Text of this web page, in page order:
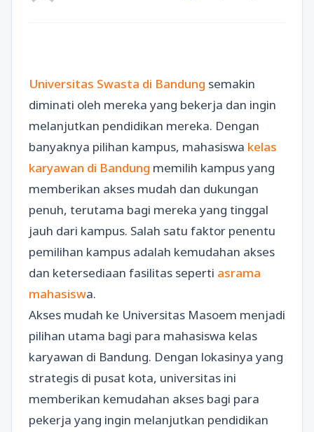
Universitas Swasta di Bandung semakin
diminati oleh mereka yang bekerja dan ingin
melanjutkan pendidikan mereka. Dengan
banyaknya pilihan kampus, mahasiswa kelas
karyawan di Bandung memilih kampus yang
memberikan akses mudah dan dukungan
penuh, terutama bagi mereka yang tinggal
jauh dari kampus. Salah satu faktor penentu
pemilihan kampus adalah kemudahan akses
dan ketersediaan fasilitas seperti asrama
mahasiswa.
Akses mudah ke Universitas Masoem menjadi
pilihan utama bagi para mahasiswa kelas
karyawan di Bandung. Dengan lokasinya yang
strategis di pusat kota, universitas ini
memberikan kemudahan akses bagi para
pekerja yang ingin melanjutkan pendidikan